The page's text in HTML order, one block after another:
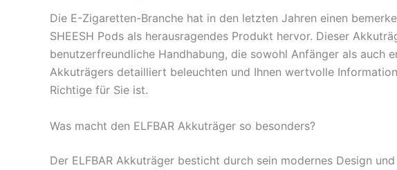
Die E-Zigaretten-Branche hat in den letzten Jahren einen
SHEESH Pods als herausragendes Produkt hervor. Dieser
benutzerfreundliche Handhabung, die sowohl Anfänger als auch
Akkuträgers detailliert beleuchten und Ihnen wertvolle
Richtige für Sie ist.
Was macht den ELFBAR Akkuträger so besonders?
Der ELFBAR Akkuträger besticht durch sein modernes Design